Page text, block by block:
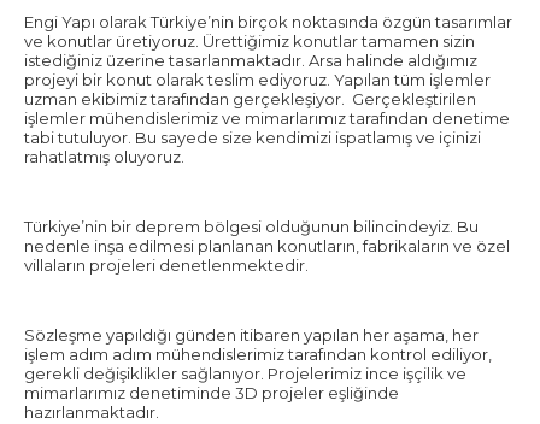
Engi Yapı olarak Türkiye’nin birçok noktasında özgün tasarımlar
ve konutlar üretiyoruz. Ürettiğimiz konutlar tamamen sizin
istediğiniz üzerine tasarlanmaktadır. Arsa halinde aldığımız
projeyi bir konut olarak teslim ediyoruz. Yapılan tüm işlemler
uzman ekibimiz tarafından gerçekleşiyor. Gerçekleştirilen
işlemler mühendislerimiz ve mimarlarımız tarafından denetime
tabi tutuluyor. Bu sayede size kendimizi ispatlamış ve içinizi
rahatlatmış oluyoruz.
Türkiye’nin bir deprem bölgesi olduğunun bilincindeyiz. Bu
nedenle inşa edilmesi planlanan konutların, fabrikaların ve özel
villaların projeleri denetlenmektedir.
Sözleşme yapıldığı günden itibaren yapılan her aşama, her
işlem adım adım mühendislerimiz tarafından kontrol ediliyor,
gerekli değişiklikler sağlanıyor. Projelerimiz ince işçilik ve
mimarlarımız denetiminde 3D projeler eşliğinde
hazırlanmaktadır.